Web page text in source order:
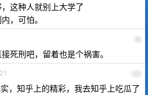
这种人就别上大学了
，可怕。
9
死刑吧，留着也是个祸害。
10
，知乎上的精彩，我去知乎上吃瓜了